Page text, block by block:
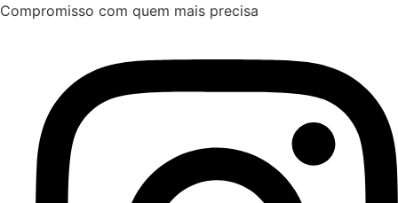
Ir
Compromisso com quem mais precisa